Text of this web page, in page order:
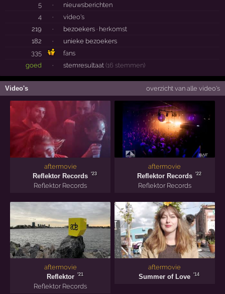
5
·
nieuwsberichten
4
·
video's
219
· bezoekers · herkomst
182
·
unieke bezoekers
335
fans
goed
· stemresultaat (16 stemmen)
Video's overzicht van alle video's
aftermovie
Reflektor Records
'23
Reflektor Records
aftermovie
Reflektor Records
'22
Reflektor Records
aftermovie
Reflektor
'21
Reflektor Records
aftermovie
Summer of Love
'14